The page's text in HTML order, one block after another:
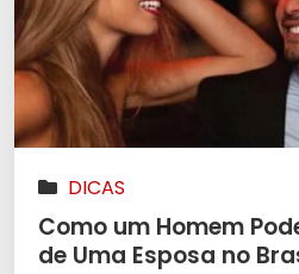
DICAS
Como um Homem
de Uma Esposa no